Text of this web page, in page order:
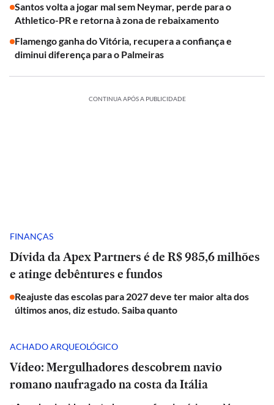
Santos volta a jogar mal sem Neymar, perde para o
Athletico-PR e retorna à zona de rebaixamento
Flamengo ganha do Vitória, recupera a confiança e
diminui diferença para o Palmeiras
CONTINUA APÓS A PUBLICIDADE
FINANÇAS
Dívida da Apex Partners é de R$ 985,6 milhões
e atinge debêntures e fundos
Reajuste das escolas para 2027 deve ter maior alta dos
últimos anos, diz estudo. Saiba quanto
ACHADO ARQUEOLÓGICO
Vídeo: Mergulhadores descobrem navio
romano naufragado na costa da Itália